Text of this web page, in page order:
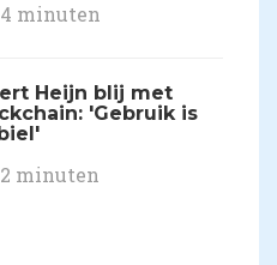
4 minuten
Heijn blij met
'Gebruik is
2 minuten